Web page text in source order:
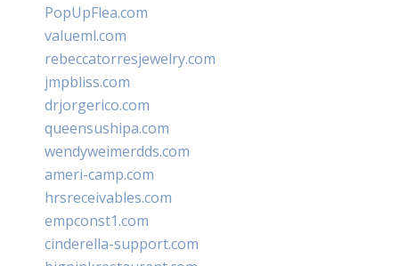
PopUpFlea.com
valueml.com
rebeccatorresjewelry.com
jmpbliss.com
drjorgerico.com
queensushipa.com
wendyweimerdds.com
ameri-camp.com
hrsreceivables.com
empconst1.com
cinderella-support.com